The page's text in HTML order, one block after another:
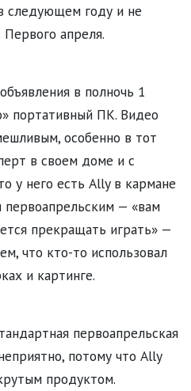
следующем году и не
апреля.
в полночь 1
портативный ПК. Видео
особенно в тот
в своем доме и с
у него есть Ally в кармане
первоапрельским — «вам
прекращать играть» —
что кто-то использовал
и картинге.
первоапрельская
потому что Ally
продуктом.